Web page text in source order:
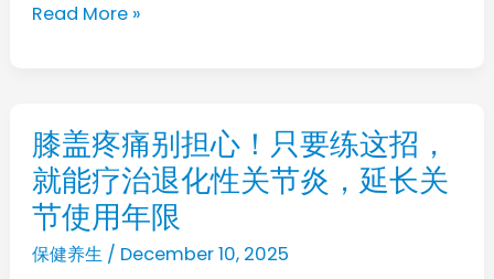
大
强
健
骨
骼、
呵
Read More »
膝盖疼痛别担心！只要练这招，
就能疗治退化性关节炎，延长关
节使用年限
保健养生/ December 10, 2025
膝
盖
疼
痛